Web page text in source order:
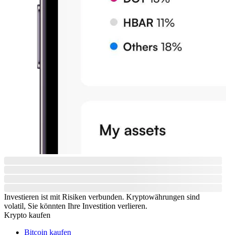
Investieren ist mit Risiken verbunden. Kryptowährungen sind
volatil, Sie könnten Ihre Investition verlieren.
Krypto kaufen
Bitcoin kaufen